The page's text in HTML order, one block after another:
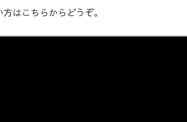
はこちらからどうぞ。